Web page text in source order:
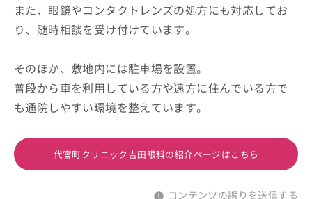
また、眼鏡やコンタクトレンズの処方にも対応してお
り、随時相談を受け付けています。
そのほか、敷地内には駐車場を設置。
普段から車を利用している方や遠方に住んでいる方で
も通院しやすい環境を整えています。
代官町クリニック吉田眼科の紹介ページはこちら
コンテンツの誤りを送信する